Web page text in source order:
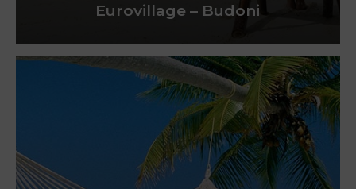
Eurovillage – Budoni